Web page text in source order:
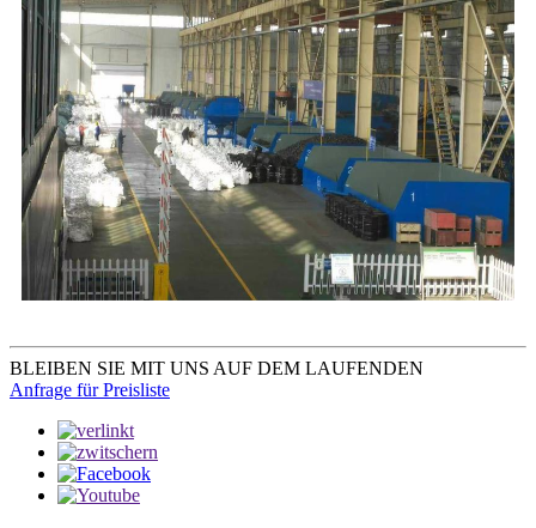
BLEIBEN SIE MIT UNS AUF DEM LAUFENDEN
Anfrage für Preisliste